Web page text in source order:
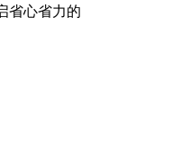
省心省力的